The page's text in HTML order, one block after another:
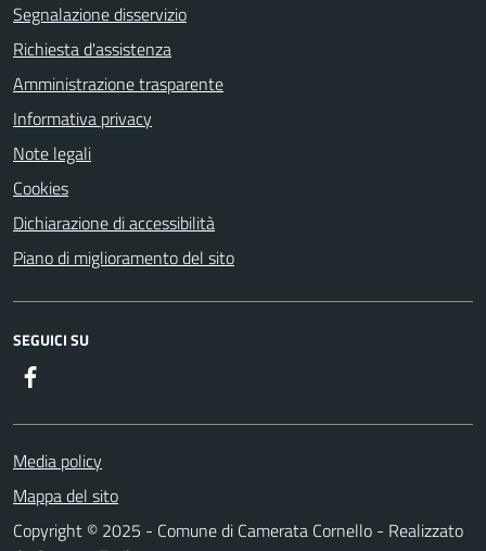
Segnalazione disservizio
Richiesta d'assistenza
Amministrazione trasparente
Informativa privacy
Note legali
Cookies
Dichiarazione di accessibilità
Piano di miglioramento del sito
SEGUICI SU
Media policy
Mappa del sito
Copyright © 2025 - Comune di Camerata Cornello - Realizzato